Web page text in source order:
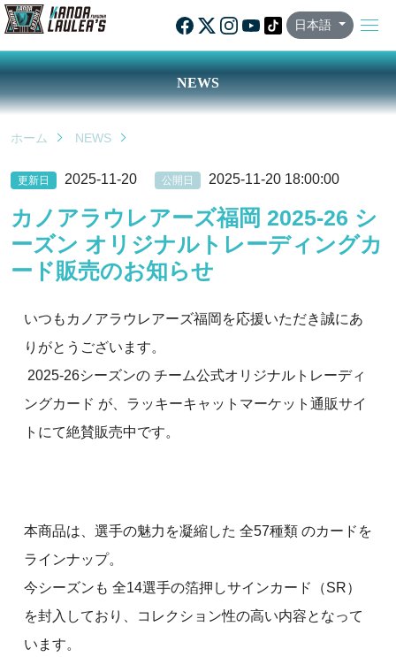
日本語
NEWS
ホーム NEWS
更新日 2025-11-20 公開日 2025-11-20 18:00:00
カノアラウレアーズ福岡 2025-26 シ
ーズン オリジナルトレーディングカ
ード販売のお知らせ
いつもカノアラウレアーズ福岡を応援いただき誠にあ
りがとうございます。
2025-26シーズンの チーム公式オリジナルトレーディ
ングカード が、ラッキーキャットマーケット通販サイ
トにて絶賛販売中です。
本商品は、選手の魅力を凝縮した 全57種類 のカードを
ラインナップ。
今シーズンも 全14選手の箔押しサインカード（SR）
を封入しており、コレクション性の高い内容となって
います。